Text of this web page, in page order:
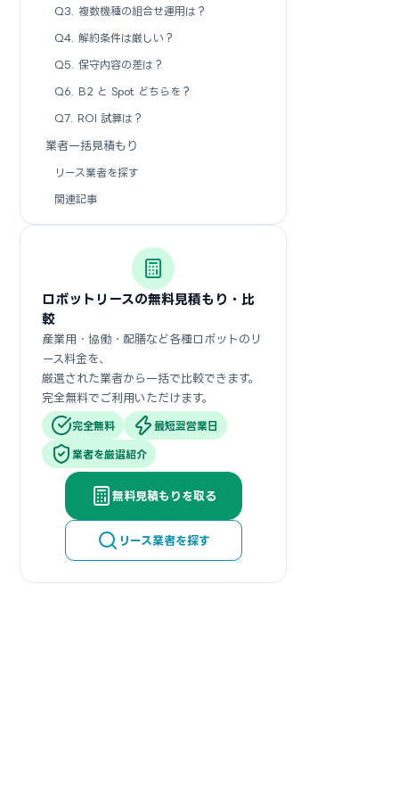
Q3. 複数機種の組合せ運用は？
Q4. 解約条件は厳しい？
Q5. 保守内容の差は？
Q6. B2 と Spot どちらを？
Q7. ROI 試算は？
業者一括見積もり
リース業者を探す
関連記事
ロボットリースの無料見積もり・比
較
産業用・協働・配膳など各種ロボットのリ
ース料金を、
厳選された業者から一括で比較できます。
完全無料でご利用いただけます。
完全無料 最短翌営業日
業者を厳選紹介
無料見積もりを取る
リース業者を探す